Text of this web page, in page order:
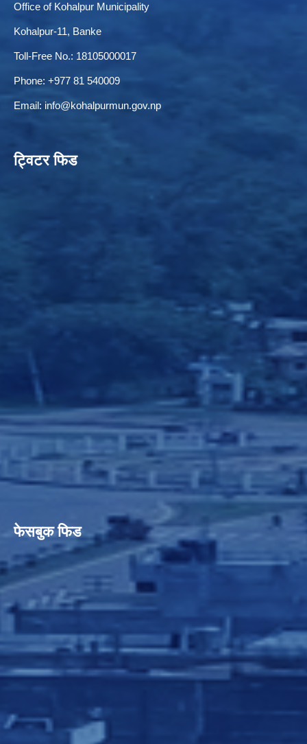
Office of Kohalpur Municipality
Kohalpur-11, Banke
Toll-Free No.: 18105000017
Phone: +977 81 540009
Email: info@kohalpurmun.gov.np
ट्विटर फिड
फेसबुक फिड